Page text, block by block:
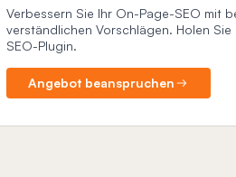
Verbessern Sie Ihr On-Page-SEO mit
verständlichen Vorschlägen. Holen
SEO-Plugin.
Angebot beanspruchen